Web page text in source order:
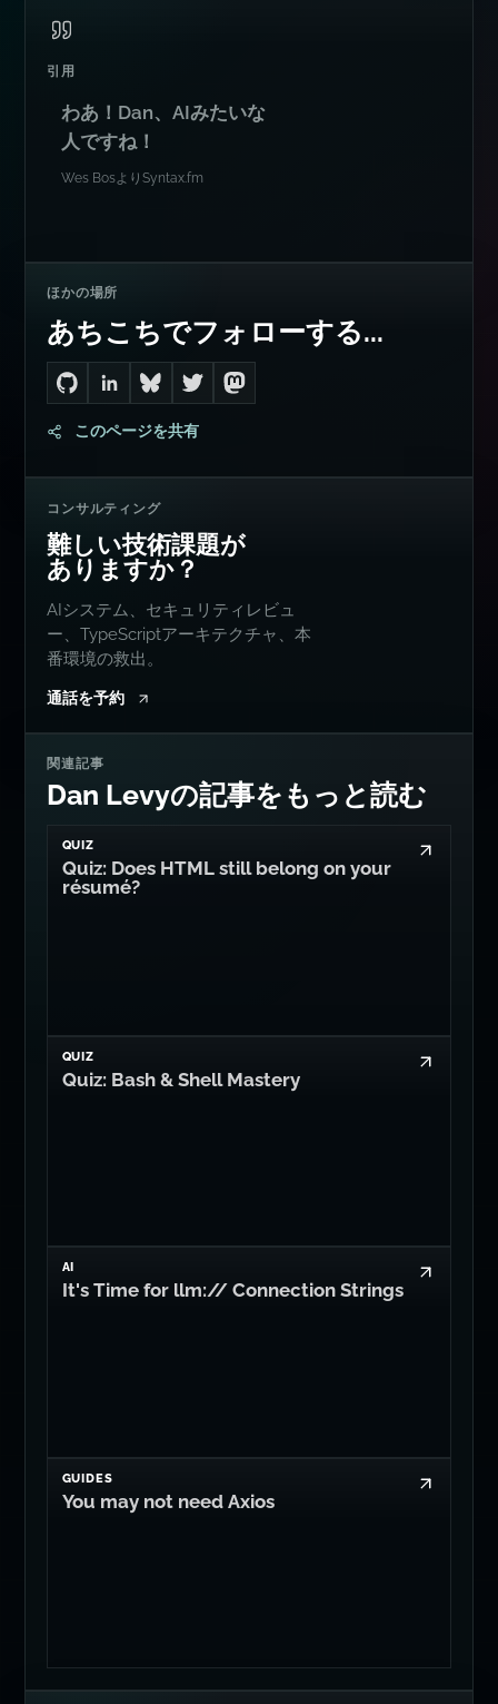
引用
わあ！Dan、AIみたいな
人ですね！
Wes BosよりSyntax.fm
ほかの場所
あちこちでフォローする...
Go to Dan's GitHub
Connect with me on LinkedIn
Follow me on Bluesky
Follow me on Twitter
Follow me on Mastodon
このページを共有
コンサルティング
難しい技術課題が
ありますか？
AIシステム、セキュリティレビュ
ー、TypeScriptアーキテクチャ、本
番環境の救出。
通話を予約
関連記事
Dan Levyの記事をもっと読む
QUIZ
Quiz: Does HTML still belong on your
résumé?
QUIZ
Quiz: Bash & Shell Mastery
AI
It's Time for llm:// Connection Strings
GUIDES
You may not need Axios